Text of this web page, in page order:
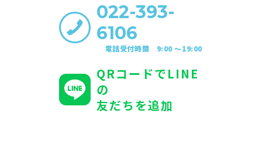
022-393-
6106
電話受付時間 9:00 〜19:00
QRコードでLINE
の
友だちを追加